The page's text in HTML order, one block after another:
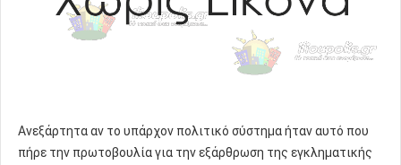
Ανεξάρτητα αν το υπάρχον πολιτικό σύστημα ήταν αυτό που
πήρε την πρωτοβουλία για την εξάρθρωση της εγκληματικής